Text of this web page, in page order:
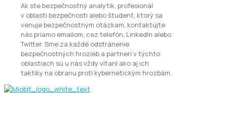
Ak ste bezpečnostný analytik, profesionál
v oblasti bezpečnosti alebo študent, ktorý sa
venuje bezpečnostným otázkam, kontaktujte
nás priamo emailom, cez telefón, LinkedIn alebo
Twitter. Sme za každé odstránenie
bezpečnostných hrozieb a partneri v týchto
oblastiach sú u nás vždy vítaní ako aj ich
taktiky na obranu proti kybernetickým hrozbám.